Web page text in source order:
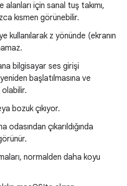
için sanal tuş takımı,
kısmen görünebilir.
kullanılarak z yönünde (ekranın
bilgisayar ses girişi
başlatılmasına ve
bozuk çıkıyor.
çıkarıldığında
normalden daha koyu